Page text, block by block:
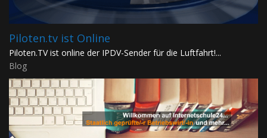
Piloten.tv ist Online
Piloten.TV ist online der IPDV-Sender für die Luftfahrt!...
Blog